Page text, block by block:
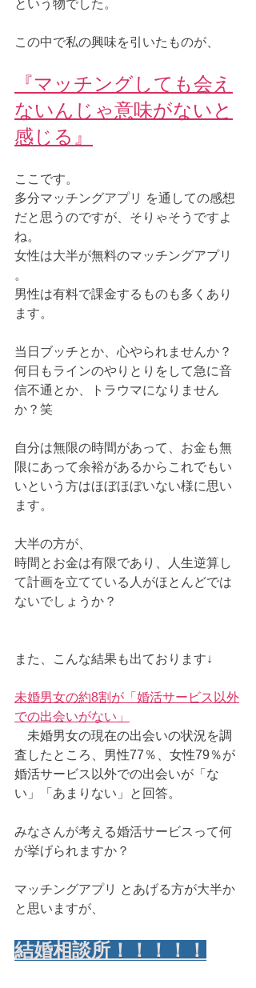
という物でした。
この中で私の興味を引いたものが、
『マッチングしても会え
ないんじゃ意味がないと
感じる』
ここです。
多分マッチングアプリ を通しての感想
だと思うのですが、そりゃそうですよ
ね。
女性は大半が無料のマッチングアプリ
。
男性は有料で課金するものも多くあり
ます。
当日ブッチとか、心やられませんか？
何日もラインのやりとりをして急に音
信不通とか、トラウマになりません
か？笑
自分は無限の時間があって、お金も無
限にあって余裕があるからこれでもい
いという方はほぼほぼいない様に思い
ます。
大半の方が、
時間とお金は有限であり、人生逆算し
て計画を立てている人がほとんどでは
ないでしょうか？
また、こんな結果も出ております↓
未婚男女の約8割が「婚活サービス以外
での出会いがない」
未婚男女の現在の出会いの状況を調
査したところ、男性77％、女性79％が
婚活サービス以外での出会いが「な
い」「あまりない」と回答。
みなさんが考える婚活サービスって何
が挙げられますか？
マッチングアプリ とあげる方が大半か
と思いますが、
結婚相談所！！！！！